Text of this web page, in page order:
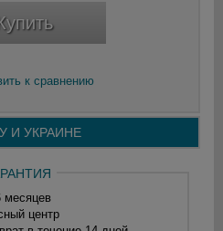
к сравнению
И УКРАИНЕ
месяцев
центр